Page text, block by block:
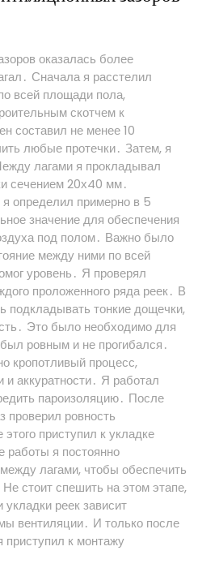
оказалась более
Сначала я расстелил
всей площади пола,
скотчем к
составил не менее 10
любые протечки․ Затем, я
лагами я прокладывал
сечением 20х40 мм․
определил примерно в 5
значение для обеспечения
под полом․ Важно было
между ними по всей
уровень․ Я проверял
проложенного ряда реек․ В
подкладывать тонкие дощечки,
Это было необходимо для
ровным и не прогибался․
кропотливый процесс,
аккуратности․ Я работал
пароизоляцию․ После
проверил ровность
приступил к укладке
работы я постоянно
лагами, чтобы обеспечить
стоит спешить на этом этапе,
укладки реек зависит
вентиляции․ И только после
приступил к монтажу